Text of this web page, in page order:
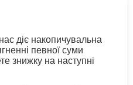
діє накопичувальна
певної суми
знижку на наступні